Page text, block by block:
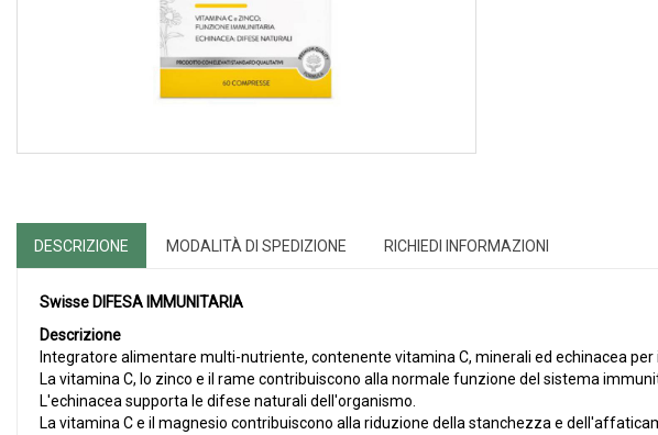
DESCRIZIONE MODALITÀ DI SPEDIZIONE RICHIEDI INFORMAZIONI
Swisse DIFESA IMMUNITARIA
Descrizione
Integratore alimentare multi-nutriente, contenente vitamina C, minerali ed echinacea per
La vitamina C, lo zinco e il rame contribuiscono alla normale funzione del sistema
L'echinacea supporta le difese naturali dell'organismo.
La vitamina C e il magnesio contribuiscono alla riduzione della stanchezza e